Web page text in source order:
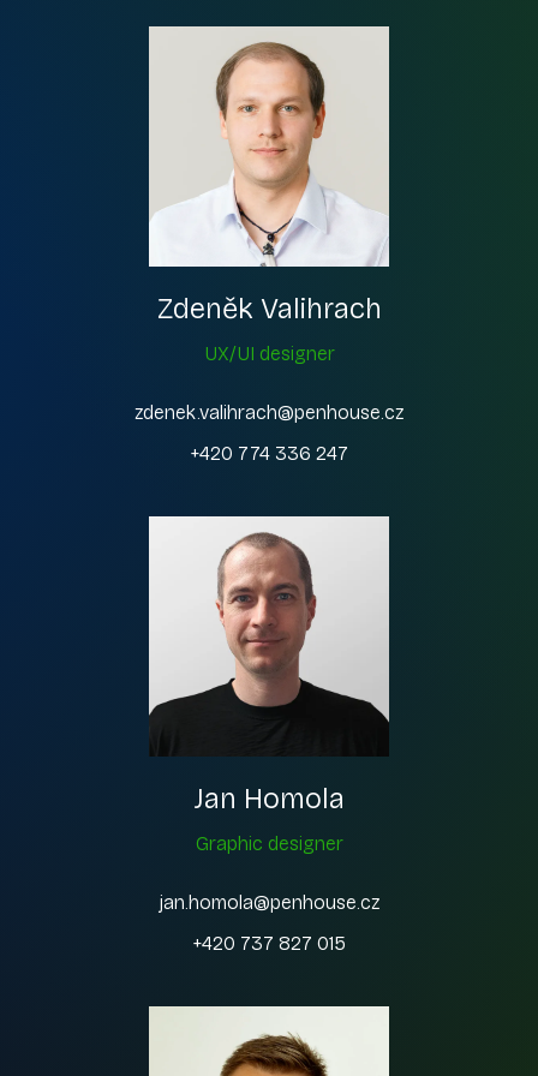
Zdeněk Valihrach
UX/UI designer
zdenek.valihrach@penhouse.cz
+420 774 336 247
Jan Homola
Graphic designer
jan.homola@penhouse.cz
+420 737 827 015